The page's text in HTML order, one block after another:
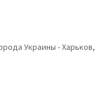
Украины -